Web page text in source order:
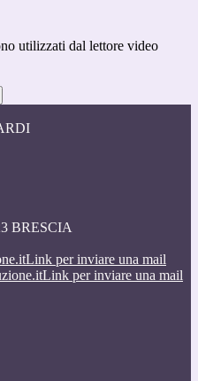
utilizzati dal lettore video
BRESCIA
Link per inviare una mail
Link per inviare una mail